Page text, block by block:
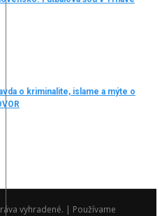
o kriminalite, islame a mýte o
vyhradené. | Používame